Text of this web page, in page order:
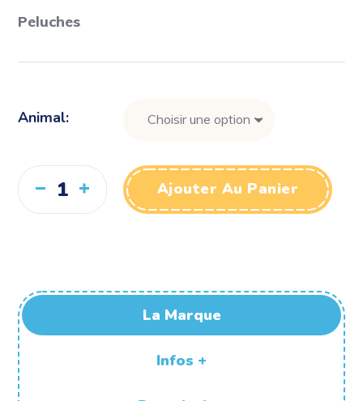
Peluches
Animal
Ajouter Au Panier
La Marque
Infos +